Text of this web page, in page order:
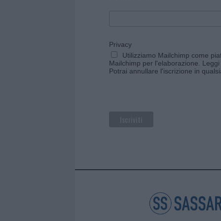
Privacy
Utilizziamo Mailchimp come
Mailchimp per l'elaborazione.
Potrai annullare l'iscrizione in